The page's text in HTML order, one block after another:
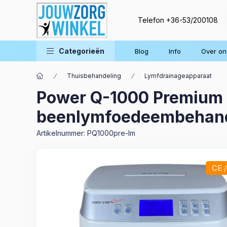
Telefon +36-53/200108
Categorieën Blog Info Over
Thuisbehandeling Lymfdrainageapparaat
Power Q-1000
Artikelnummer: PQ1000pre-lm
CE